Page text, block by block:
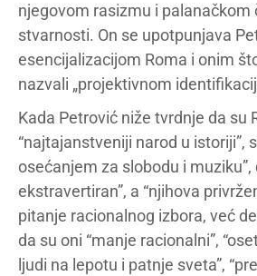
njegovom rasizmu i palanačkom
stvarnosti. On se upotpunjava
esencijalizacijom Roma i onim
nazvali „projektivnom
Kada Petrović niže tvrdnje da su
“najtajanstveniji narod u istoriji”,
osećanjem za slobodu i muziku”,
ekstravertiran”, a “njihova
pitanje racionalnog izbora, već
da su oni “manje racionalni”,
ljudi na lepotu i patnje sveta”,